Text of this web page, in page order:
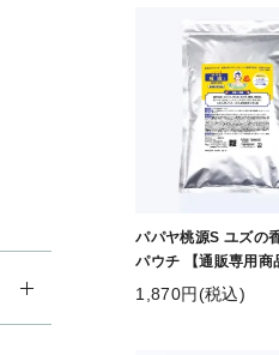
パパヤ桃源S ユズの
パウチ 【通販専用商
1,870円(税込)